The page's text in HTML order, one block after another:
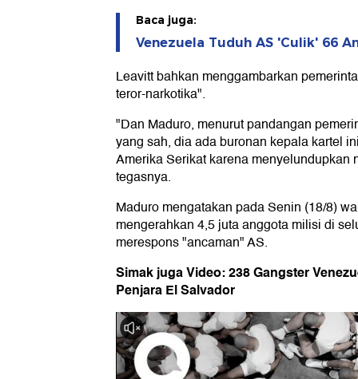
Baca juga:
Venezuela Tuduh AS 'Culik' 66
Leavitt bahkan menggambarkan
teror-narkotika".
"Dan Maduro, menurut pandangan
yang sah, dia ada buronan kepala kartel
Amerika Serikat karena menyelundupkan
tegasnya.
Maduro mengatakan pada Senin (18/8)
mengerahkan 4,5 juta anggota milisi di
merespons "ancaman" AS.
Simak juga Video: 238 Gangster
Penjara El Salvador